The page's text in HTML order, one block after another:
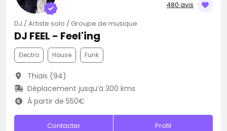
480 avis
DJ / Artiste solo / Groupe de musique
DJ FEEL - Feel'ing
Electro House Funk
Thiais (94)
Déplacement jusqu’à 300 kms
À partir de 550€
Contacter Profil